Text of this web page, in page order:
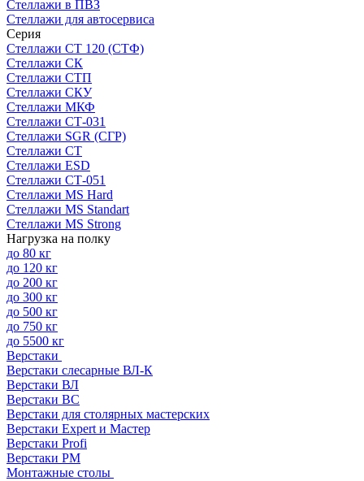
Стеллажи в ПВЗ
Стеллажи для автосервиса
Серия
Стеллажи СТ 120 (СТФ)
Стеллажи СК
Стеллажи СТП
Стеллажи СКУ
Стеллажи МКФ
Стеллажи СТ-031
Стеллажи SGR (СГР)
Стеллажи СТ
Стеллажи ESD
Стеллажи СТ-051
Стеллажи MS Hard
Стеллажи MS Standart
Стеллажи MS Strong
Нагрузка на полку
до 80 кг
до 120 кг
до 200 кг
до 300 кг
до 500 кг
до 750 кг
до 5500 кг
Верстаки
Верстаки слесарные ВЛ-К
Верстаки ВЛ
Верстаки ВС
Верстаки для столярных мастерских
Верстаки Expert и Мастер
Верстаки Profi
Верстаки РМ
Монтажные столы